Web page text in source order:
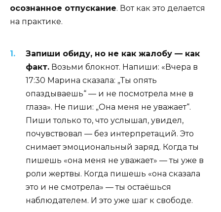
осознанное отпускание. Вот как это делается
на практике.
Запиши обиду, но не как жалобу — как
факт. Возьми блокнот. Напиши: «Вчера в
17:30 Марина сказала: „Ты опять
опаздываешь“ — и не посмотрела мне в
глаза». Не пиши: „Она меня не уважает“.
Пиши только то, что услышал, увидел,
почувствовал — без интерпретаций. Это
снимает эмоциональный заряд. Когда ты
пишешь «она меня не уважает» — ты уже в
роли жертвы. Когда пишешь «она сказала
это и не смотрела» — ты остаёшься
наблюдателем. И это уже шаг к свободе.